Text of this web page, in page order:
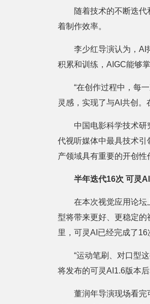
随着技术的不断迭
着制作效率。
李少红导演认为，AI
积累和训练，AIGC能够
“在创作过程中，每
灵感，实现了与AI共创。
中国电影科学技术
代视听媒体中最具技术
产领域具有重要的开创性
半年迭代16次 可灵
在本次视觉应用论坛
型将带来更好、更稳定
里，可灵AI已经完成了16
“运动笔刷、对口型
将发布的可灵AI1.6版本
董润年导演现场看完